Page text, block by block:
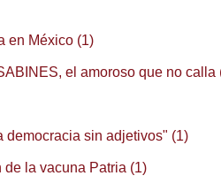
en México (1)
el amoroso que no calla
democracia sin adjetivos" (1)
de la vacuna Patria (1)